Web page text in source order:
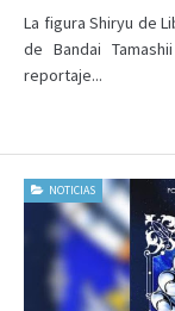
La figura Shiryu de
de Bandai
reportaje...
NOTICIAS